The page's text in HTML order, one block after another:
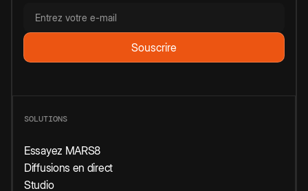
SOLUTIONS
Essayez MARS8
Diffusions en direct
Studio